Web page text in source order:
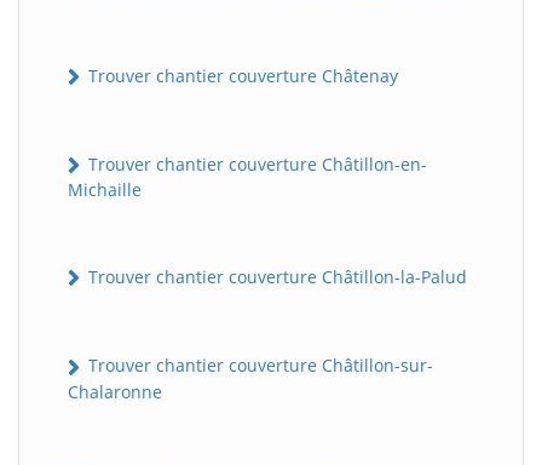
Trouver chantier couverture Châtenay
Trouver chantier couverture Châtillon-en-
Michaille
Trouver chantier couverture Châtillon-la-Palud
Trouver chantier couverture Châtillon-sur-
Chalaronne